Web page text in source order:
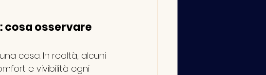
cosa osservare
casa. In realtà, alcuni
e vivibilità ogni